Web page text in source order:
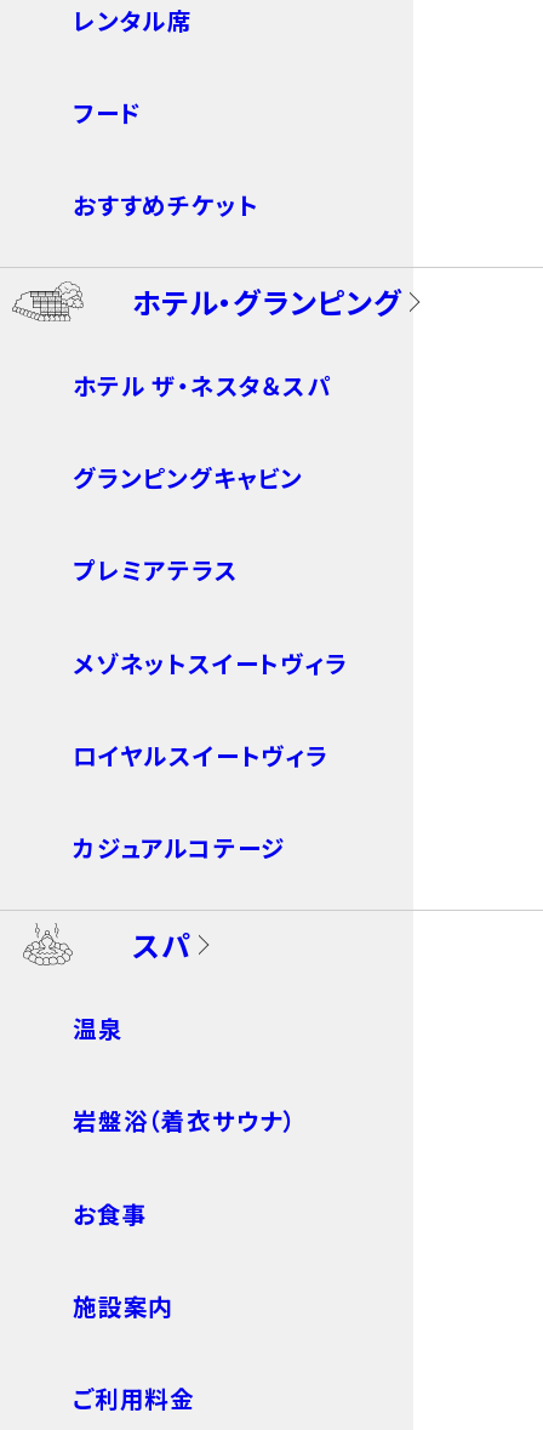
ジョン）
キャニオン・スライド
レンタル席
フード
おすすめチケット
ホテル・グランピング
ホテル ザ・ネスタ＆スパ
グランピングキャビン
プレミアテラス
メゾネットスイートヴィラ
ロイヤルスイートヴィラ
カジュアルコテージ
スパ
温泉
岩盤浴（着衣サウナ）
お食事
施設案内
ご利用料金